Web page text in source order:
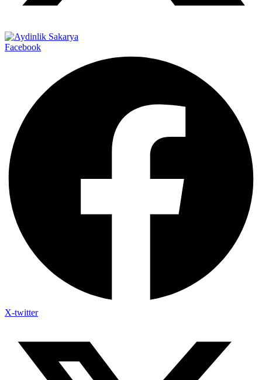
Facebook
X-twitter